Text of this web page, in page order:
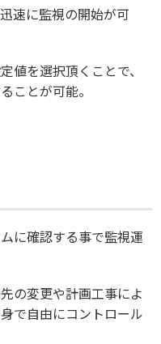
速に監視の開始が可
値を選択頂くことで、
ことが可能。
に確認する事で監視運
の変更や計画工事によ
で自由にコントロール